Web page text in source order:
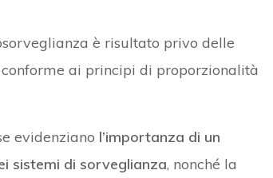
è risultato privo delle
ai principi di proporzionalità
evidenziano l’importanza di un
sistemi di sorveglianza, nonché la